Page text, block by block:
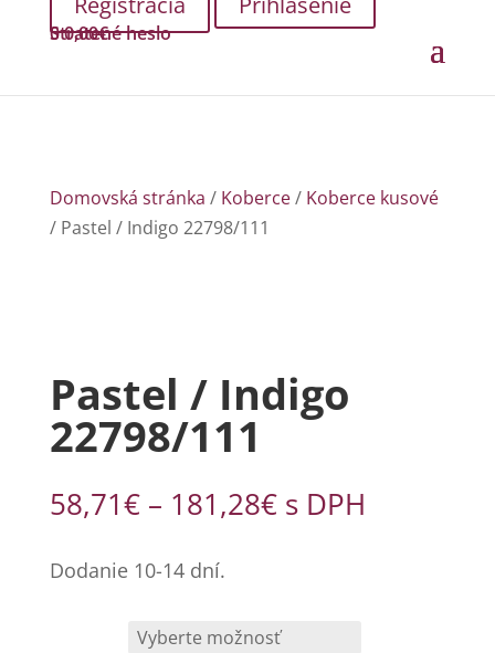
Stratené heslo
00,00€
Domovská stránka / Koberce/ Koberce kusové
/ Pastel / Indigo 22798/111
Pastel / Indigo
22798/111
58,71€ – 181,28€Price
181,28€
s DPH
Dodanie 10-14 dní.